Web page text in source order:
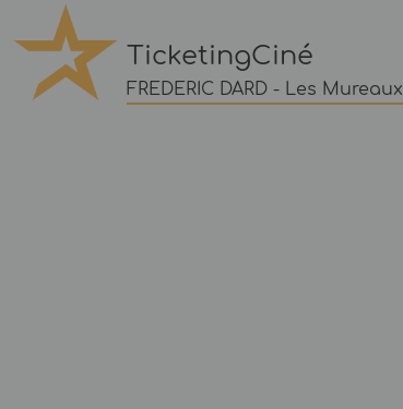
TicketingCiné
FREDERIC DARD - Les Mureaux